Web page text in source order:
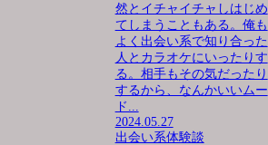
然とイチャイチャしはじめ
てしまうこともある。俺も
よく出会い系で知り合った
人とカラオケにいったりす
る。相手もその気だったり
するから、なんかいいムー
ド...
2024.05.27
出会い系体験談